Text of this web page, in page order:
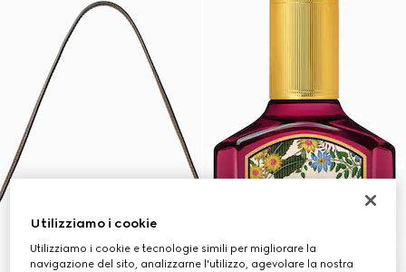
Utilizziamo i cookie
Utilizziamo i cookie e tecnologie simili per migliorare la
navigazione del sito, analizzarne l'utilizzo, agevolare la nostra